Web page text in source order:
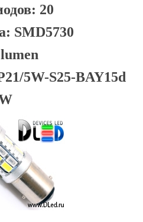
20
SMD5730
5W-S25-BAY15d